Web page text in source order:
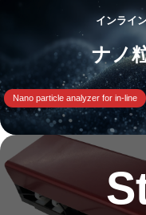
インライ
ナノ
Nano particle analyzer for in-line